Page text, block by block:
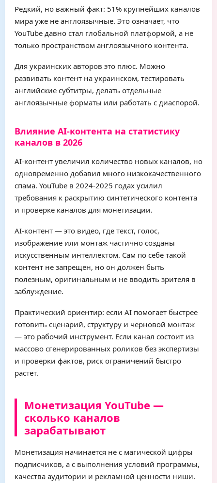
Редкий, но важный факт: 51% крупнейших каналов
мира уже не англоязычные. Это означает, что
YouTube давно стал глобальной платформой, а не
только пространством англоязычного контента.
Для украинских авторов это плюс. Можно
развивать контент на украинском, тестировать
английские субтитры, делать отдельные
англоязычные форматы или работать с диаспорой.
Влияние AI-контента на статистику
каналов в 2026
AI-контент увеличил количество новых каналов, но
одновременно добавил много низкокачественного
спама. YouTube в 2024-2025 годах усилил
требования к раскрытию синтетического контента
и проверке каналов для монетизации.
AI-контент — это видео, где текст, голос,
изображение или монтаж частично созданы
искусственным интеллектом. Сам по себе такой
контент не запрещен, но он должен быть
полезным, оригинальным и не вводить зрителя в
заблуждение.
Практический ориентир: если AI помогает быстрее
готовить сценарий, структуру и черновой монтаж
— это рабочий инструмент. Если канал состоит из
массово сгенерированных роликов без экспертизы
и проверки фактов, риск ограничений быстро
растет.
Монетизация YouTube —
сколько каналов
зарабатывают
Монетизация начинается не с магической цифры
подписчиков, а с выполнения условий программы,
качества аудитории и рекламной ценности ниши.